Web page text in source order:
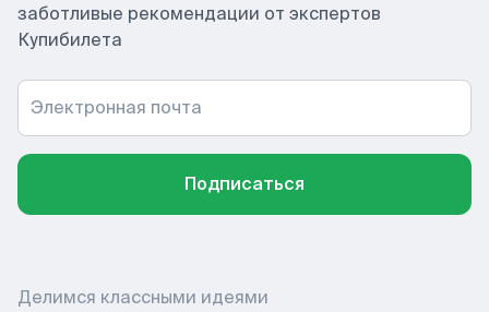
заботливые рекомендации от экспертов
Купибилета
Электронная почта
Подписаться
Делимся классными идеями